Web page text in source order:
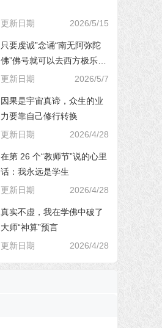
更新日期 2026/5/15
只要虔诚”念诵“南无阿弥陀
佛”佛号就可以去西方极乐世
界，对吗？
更新日期 2026/5/7
因果是宇宙真谛，众生的业
力要靠自己修行转换
更新日期
2026/4/28
在第 26 个“教师节”说的心里
话：我永远是学生
更新日期
2026/4/28
真实不虚，我在学佛中破了
大师“神算”预言
更新日期
2026/4/28